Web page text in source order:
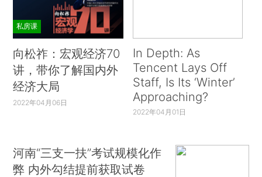
私房课
向松祚：宏观经济70
讲，带你了解国内外
经济大局
2022年04月06日
In Depth: As
Tencent Lays Off
Staff, Is Its ‘Winter’
Approaching?
2022年04月01日
河南“三支一扶”考试规模化作
弊 内外勾结提前获取试卷